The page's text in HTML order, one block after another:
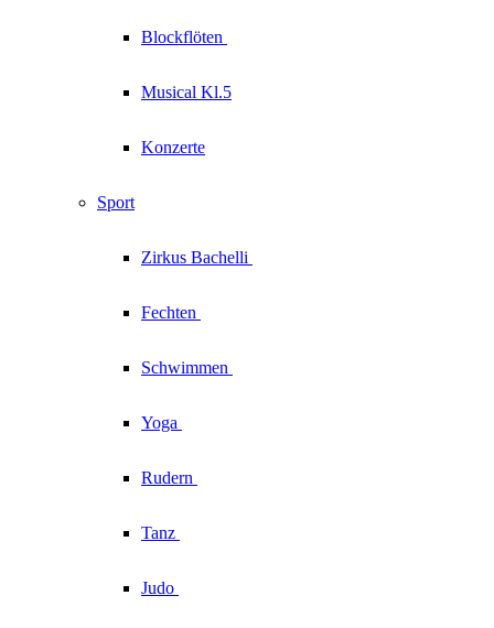
Blockflöten
Musical Kl.5
Konzerte
Sport
Zirkus Bachelli
Fechten
Schwimmen
Yoga
Rudern
Tanz
Judo